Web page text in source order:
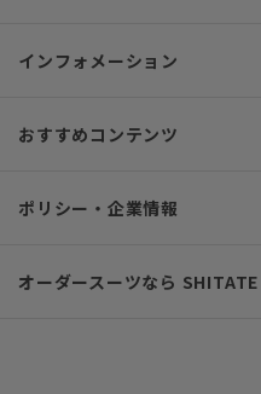
インフォメーション
おすすめコンテンツ
ポリシー・企業情報
オーダースーツなら SHITATE